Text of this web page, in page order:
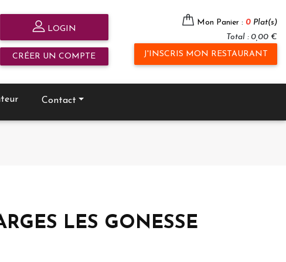
LOGIN
CRÉER UN COMPTE
Mon Panier : 0 Plat(s)
Total : 0,00 €
J'INSCRIS MON RESTAURANT
Contact
LES GONESSE